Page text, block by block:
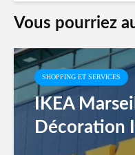
Vous pourriez
SHOPPING ET SERVICES
IKEA
Décoration